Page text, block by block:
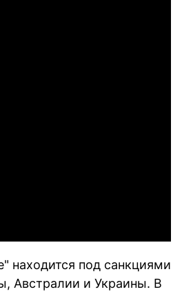
находится под санкциями
Австралии и Украины. В